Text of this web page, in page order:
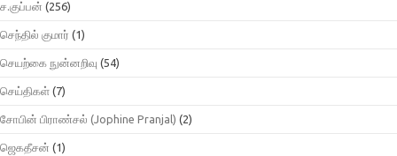
ச.குப்பன் (256)
செந்தில் குமார் (1)
செயற்கை நுன்னறிவு (54)
செய்திகள் (7)
சோபின் பிராண்சல் (Jophine Pranjal) (2)
ஜெகதீசன் (1)